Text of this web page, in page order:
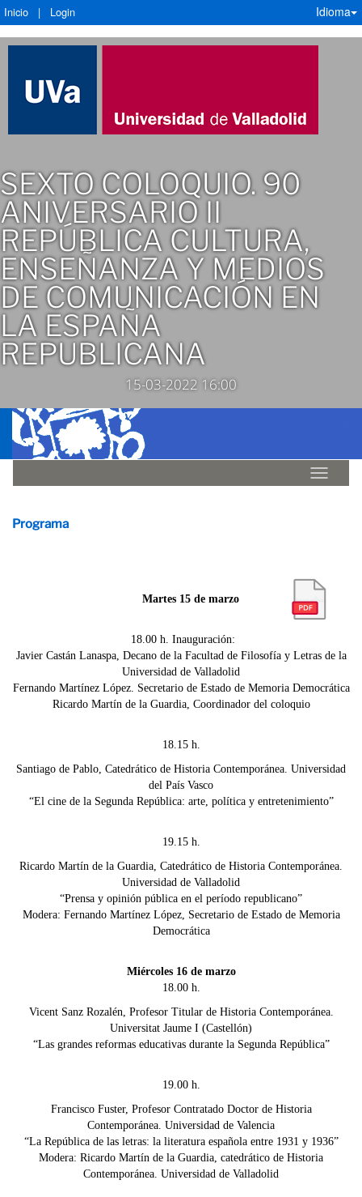
Inicio | Login Idioma
SEXTO COLOQUIO. 90
ANIVERSARIO II
REPÚBLICA CULTURA,
ENSEÑANZA Y MEDIOS
DE COMUNICACIÓN EN
LA ESPAÑA
REPUBLICANA
15-03-2022 16:00
Idioma
Programa
Martes 15 de marzo
18.00 h. Inauguración:
Javier Castán Lanaspa, Decano de la Facultad de Filosofía y Letras de la
Universidad de Valladolid
Fernando Martínez López. Secretario de Estado de Memoria Democrática
Ricardo Martín de la Guardia, Coordinador del coloquio
18.15 h.
Santiago de Pablo, Catedrático de Historia Contemporánea. Universidad
del País Vasco
“El cine de la Segunda República: arte, política y entretenimiento”
19.15 h.
Ricardo Martín de la Guardia, Catedrático de Historia Contemporánea.
Universidad de Valladolid
“Prensa y opinión pública en el período republicano”
Modera: Fernando Martínez López, Secretario de Estado de Memoria
Democrática
Miércoles 16 de marzo
18.00 h.
Vicent Sanz Rozalén, Profesor Titular de Historia Contemporánea.
Universitat Jaume I (Castellón)
“Las grandes reformas educativas durante la Segunda República”
19.00 h.
Francisco Fuster, Profesor Contratado Doctor de Historia
Contemporánea. Universidad de Valencia
“La República de las letras: la literatura española entre 1931 y 1936”
Modera: Ricardo Martín de la Guardia, catedrático de Historia
Contemporánea. Universidad de Valladolid